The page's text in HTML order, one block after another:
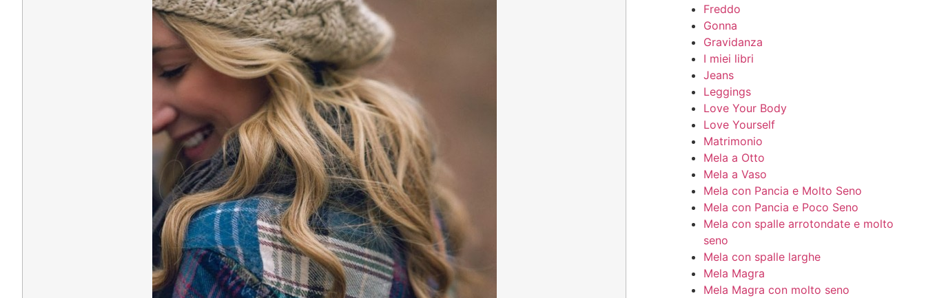
Freddo
Gonna
Gravidanza
I miei libri
Jeans
Leggings
Love Your Body
Love Yourself
Matrimonio
Mela a Otto
Mela a Vaso
Mela con Pancia e Molto Seno
Mela con Pancia e Poco Seno
Mela con spalle arrotondate e molto
seno
Mela con spalle larghe
Mela Magra
Mela Magra con molto seno